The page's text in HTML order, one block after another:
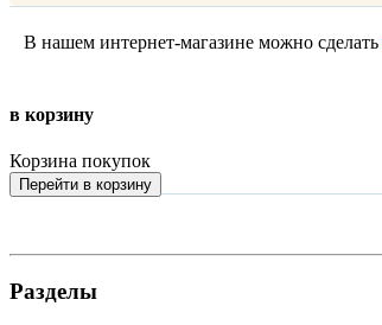
В нашем интернет-магазине можно сделать
в корзину
Корзина покупок
Перейти в корзину
Разделы